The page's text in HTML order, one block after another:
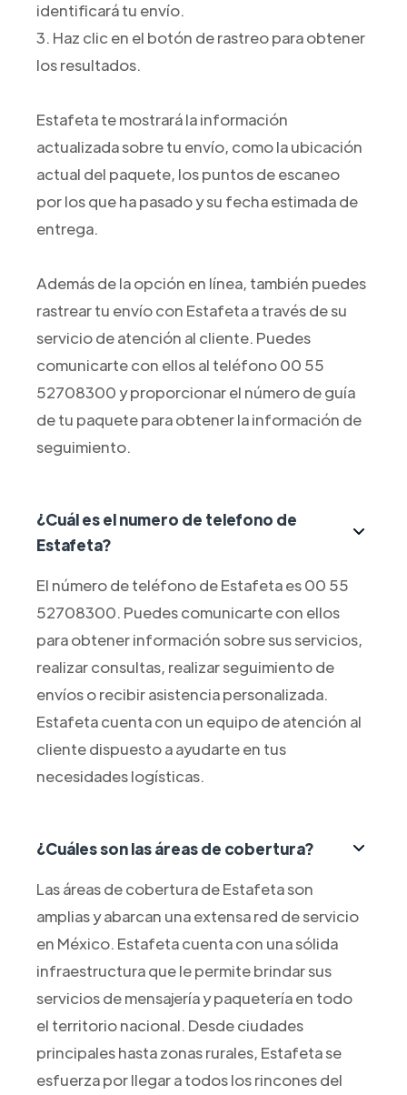
identificará tu envío.
3. Haz clic en el botón de rastreo para obtener
los resultados.
Estafeta te mostrará la información
actualizada sobre tu envío, como la ubicación
actual del paquete, los puntos de escaneo
por los que ha pasado y su fecha estimada de
entrega.
Además de la opción en línea, también puedes
rastrear tu envío con Estafeta a través de su
servicio de atención al cliente. Puedes
comunicarte con ellos al teléfono 00 55
52708300 y proporcionar el número de guía
de tu paquete para obtener la información de
seguimiento.
¿Cuál es el numero de telefono de
Estafeta?
El número de teléfono de Estafeta es 00 55
52708300. Puedes comunicarte con ellos
para obtener información sobre sus servicios,
realizar consultas, realizar seguimiento de
envíos o recibir asistencia personalizada.
Estafeta cuenta con un equipo de atención al
cliente dispuesto a ayudarte en tus
necesidades logísticas.
¿Cuáles son las áreas de cobertura?
Las áreas de cobertura de Estafeta son
amplias y abarcan una extensa red de servicio
en México. Estafeta cuenta con una sólida
infraestructura que le permite brindar sus
servicios de mensajería y paquetería en todo
el territorio nacional. Desde ciudades
principales hasta zonas rurales, Estafeta se
esfuerza por llegar a todos los rincones del